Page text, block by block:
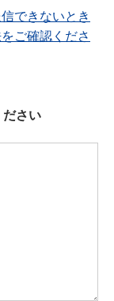
できないとき
ご確認くださ
ださい